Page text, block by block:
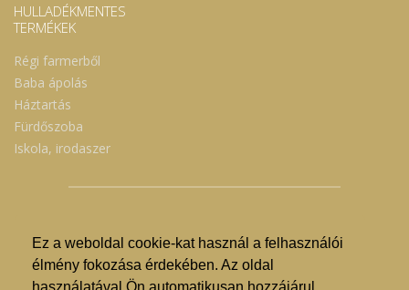
Ez a weboldal cookie-kat használ a felhasználói
élmény fokozása érdekében. Az oldal
használatával Ön automatikusan hozzájárul,
HULLADÉKMENTES
TERMÉKEK
Régi farmerből
Baba ápolás
Háztartás
Fürdőszoba
Iskola, irodaszer
© Nyíregyházi Kosár Közösség 2019.